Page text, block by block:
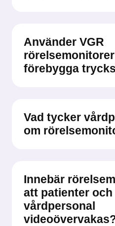
Använder VGR
förebygga
Vad tycker
om
Innebär
att patienter och
vårdpersonal